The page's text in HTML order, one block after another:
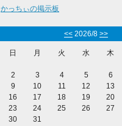
かっちぃの掲示板
<< 2026/8 >>
日 月 火 水 木
2
3 4 5 6
9
10 11 12 13
16
17 18 19 20
23
24 25 26 27
30
31